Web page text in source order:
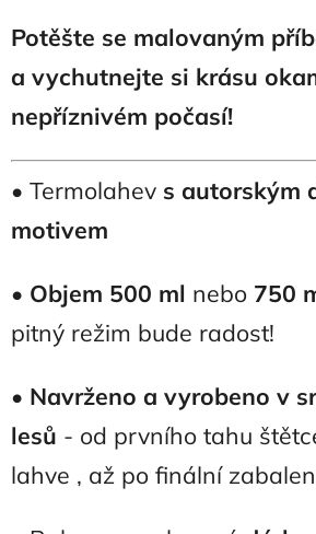
Potěšte se malovaným
a vychutnejte si krásu
nepříznivém počasí!
• Termolahev s autorským
motivem
• Objem 500 ml nebo 750
pitný režim bude radost!
• Navrženo a vyrobeno v
lesů - od prvního tahu
lahve , až po finální